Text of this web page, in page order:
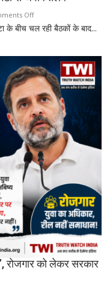
Offon
फेसबुक-
कानूनी
सुरक्षा
वापस
ले
सकती
है
सरकार:
रिकमेंडेशन
सिस्टम
और
पेड
प्रमोशन
से
जवाब
के बीच चल रही बैठकों के बाद...
रोजगार को लेकर सरकार